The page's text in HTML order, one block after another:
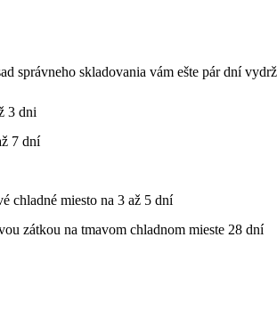
správneho skladovania vám ešte pár dní
3 dni
7 dní
chladné miesto na 3 až 5 dní
zátkou na tmavom chladnom mieste 28 dní